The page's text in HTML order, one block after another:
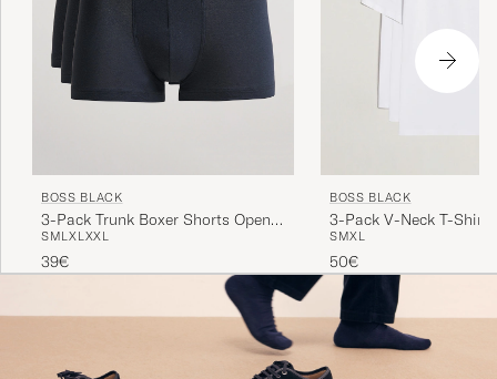
BOSS BLACK
3-Pack Trunk Boxer Shorts Open
Blue
SMLXL XXL
39€
BOSS BLACK
3-Pack V-Neck T-Shirt
SMXL
50€